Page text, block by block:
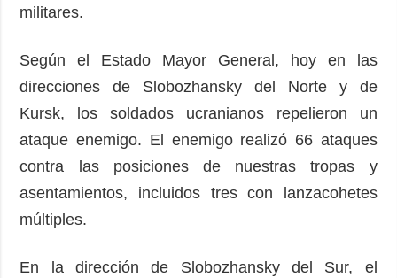
militares.
Según el Estado Mayor General, hoy en las
direcciones de Slobozhansky del Norte y de
Kursk, los soldados ucranianos repelieron un
ataque enemigo. El enemigo realizó 66 ataques
contra las posiciones de nuestras tropas y
asentamientos, incluidos tres con lanzacohetes
múltiples.
En la dirección de Slobozhansky del Sur, el